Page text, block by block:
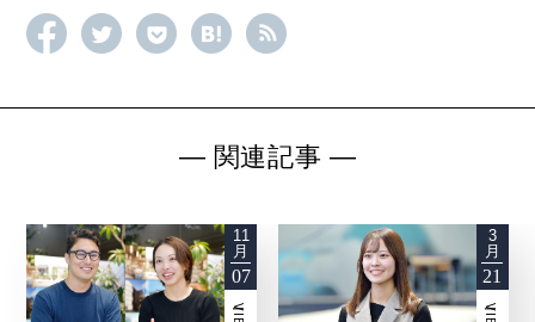
― 関連記事 ―
11
月
07
3
月
21